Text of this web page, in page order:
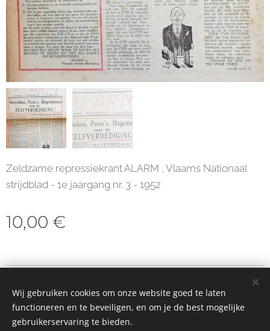
Zeldzame repressiekrant ALARM , Vlaams Nationaal
strijdblad - 1e jaargang nr. 3 - 1952
10,00 €
Cookies
Wij gebruiken cookies om onze website goed te laten
functioneren en te beveiligen, en om je de best mogelijke
gebruikerservaring te bieden.